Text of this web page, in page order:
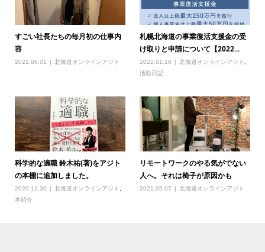
すごい社長たちの毎月初の仕事内
容
2021.06.01 北海道オンラインアジト
札幌北海道の事業復活支援金の受
け取りと申請について【2022...
2022.01.16 北海道オンラインアジト
活動日記
科学的な適職 鈴木祐(著)をアジト
の本棚に追加しました。
2020.11.30 北海道オンラインアジト ,
本紹介
リモートワークのやる気がでない
人へ。それは椅子が原因かも
2021.05.07 北海道オンラインアジト